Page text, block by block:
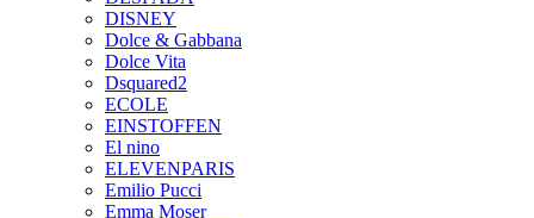
DISNEY
Dolce & Gabbana
Dolce Vita
Dsquared2
ECOLE
EINSTOFFEN
El nino
ELEVENPARIS
Emilio Pucci
Emma Moser